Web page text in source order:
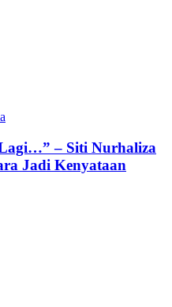
– Siti Nurhaliza
Jadi Kenyataan